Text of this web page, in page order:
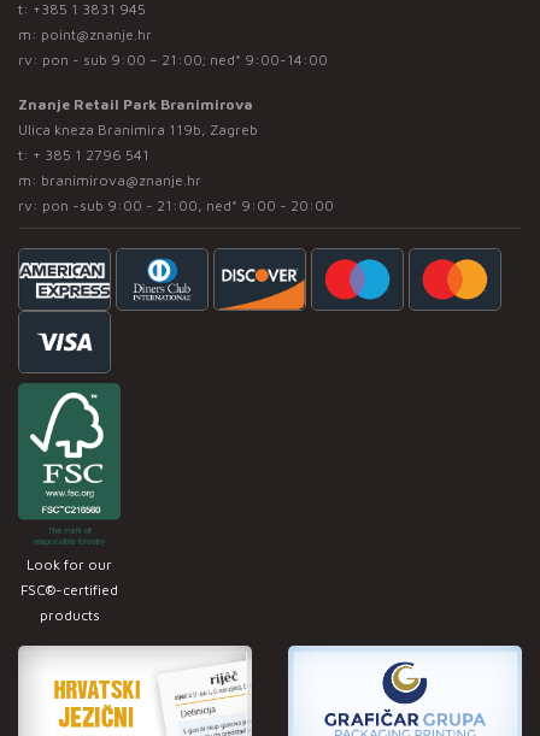
t: +385 1 3831 945
m: point@znanje.hr
rv: pon - sub 9:00 – 21:00; ned* 9:00-14:00
Znanje Retail Park Branimirova
Ulica kneza Branimira 119b, Zagreb
t: + 385 1 2796 541
m: branimirova@znanje.hr
rv: pon -sub 9:00 - 21:00, ned* 9:00 - 20:00
Look for our
FSC®-certified
products